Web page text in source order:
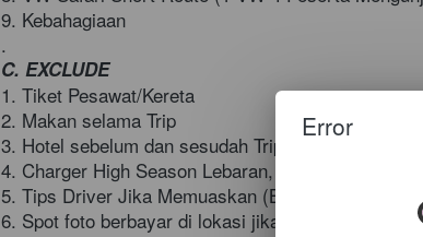
9. Kebahagiaan
.
C. EXCLUDE
1. Tiket Pesawat/Kereta
2. Makan selama Trip
3. Hotel sebelum dan sesudah Trip
4. Charger High Season Lebaran, Nataru & Long
5. Tips Driver Jika Memuaskan (Bebas-
6. Spot foto berbayar di lokasi jika ada
Error